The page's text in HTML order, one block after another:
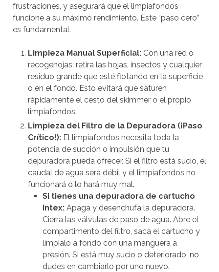
frustraciones, y asegurará que el limpiafondos
funcione a su máximo rendimiento. Este “paso cero”
es fundamental.
Limpieza Manual Superficial:Con una red o
recogehojas, retira las hojas, insectos y cualquier
residuo grande que esté flotando en la superficie
o en el fondo. Esto evitará que saturen
rápidamente el cesto del skimmer o el propio
limpiafondos.
Limpieza del Filtro de la Depuradora (¡Paso
Crítico!):El limpiafondos necesita toda la
potencia de succión o impulsión que tu
depuradora pueda ofrecer. Si el filtro está sucio, el
caudal de agua será débil y el limpiafondos no
funcionará o lo hará muy mal.
Si tienes una depuradora de cartucho
Intex:Apaga y desenchufa la depuradora.
Cierra las válvulas de paso de agua. Abre el
compartimento del filtro, saca el cartucho y
límpialo a fondo con una manguera a
presión. Si está muy sucio o deteriorado, no
dudes en cambiarlo por uno nuevo.